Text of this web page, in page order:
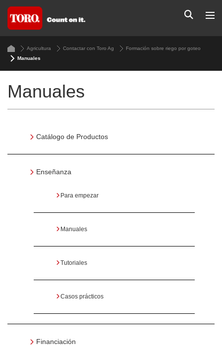
Agricultura Contactar con Toro Ag
Formación sobre riego por goteo
Manuales
Manuales
Catálogo de Productos
Enseñanza
Para empezar
Manuales
Tutoriales
Casos prácticos
Financiación